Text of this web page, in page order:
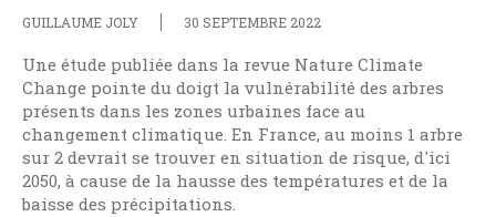
GUILLAUME JOLY 30 SEPTEMBRE 2022
Une étude publiée dans la revue Nature Climate
Change pointe du doigt la vulnérabilité des arbres
présents dans les zones urbaines face au
changement climatique. En France, au moins 1 arbre
sur 2 devrait se trouver en situation de risque, d'ici
2050, à cause de la hausse des températures et de la
baisse des précipitations.